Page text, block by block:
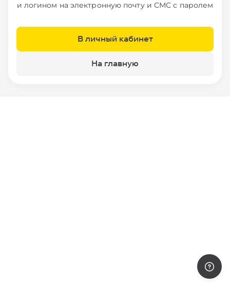
и логином на электронную почту и СМС с паролем
На главную
В личный кабинет